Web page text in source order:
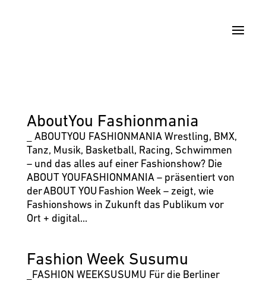
AboutYou Fashionmania
_ ABOUTYOU FASHION­MANIA Wrestling, BMX,
Tanz, Musik, Basketball, Racing, Schwimmen
– und das alles auf einer Fashionshow? Die
ABOUT YOUFASHIONMANIA – präsentiert von
der ABOUT YOU Fashion Week – zeigt, wie
Fashionshows in Zukunft das Publikum vor
Ort + digital...
Fashion Week Susumu
_FASHION WEEKSUSUMU Für die Berliner